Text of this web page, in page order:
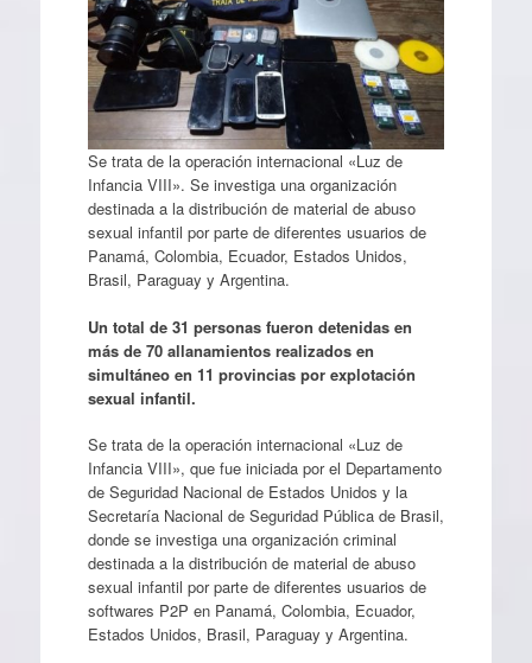
Se trata de la operación internacional «Luz de
Infancia VIII». Se investiga una organización
destinada a la distribución de material de abuso
sexual infantil por parte de diferentes usuarios de
Panamá, Colombia, Ecuador, Estados Unidos,
Brasil, Paraguay y Argentina.
Un total de 31 personas fueron detenidas en
más de 70 allanamientos realizados en
simultáneo en 11 provincias por explotación
sexual infantil.
Se trata de la operación internacional «Luz de
Infancia VIII», que fue iniciada por el Departamento
de Seguridad Nacional de Estados Unidos y la
Secretaría Nacional de Seguridad Pública de Brasil,
donde se investiga una organización criminal
destinada a la distribución de material de abuso
sexual infantil por parte de diferentes usuarios de
softwares P2P en Panamá, Colombia, Ecuador,
Estados Unidos, Brasil, Paraguay y Argentina.